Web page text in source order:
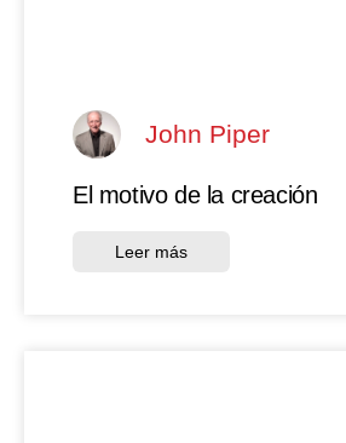
John Piper
El motivo de la creación
Leer más